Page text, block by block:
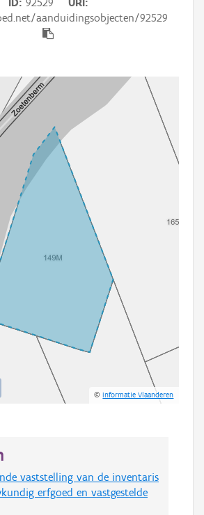
ID 92529
URI
aanduidingsobjecten/92529
©Informatie Vlaanderen
vaststelling van de inventaris
erfgoed en vastgestelde